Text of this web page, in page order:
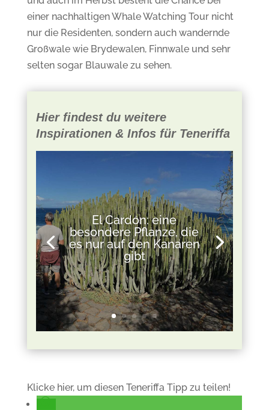
einer nachhaltigen Whale Watching Tour nicht
nur die Residenten, sondern auch wandernde
Großwale wie Brydewalen, Finnwale und sehr
selten sogar Blauwale zu sehen.
Hier findest du weitere
Inspirationen & Infos für Teneriffa
El Cardón: eine
besondere Pflanze, die
es nur auf den Kanaren
gibt
Klicke hier, um diesen Teneriffa Tipp zu teilen!